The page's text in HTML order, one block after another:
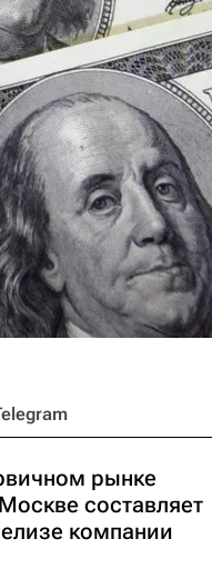
рынке
составляет
компании